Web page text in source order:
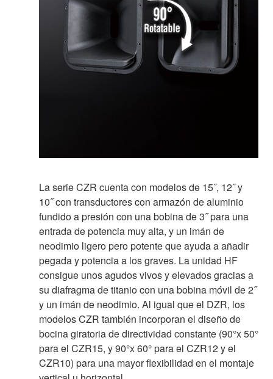
La serie CZR cuenta con modelos de 15˝, 12˝ y
10˝ con transductores con armazón de aluminio
fundido a presión con una bobina de 3˝ para una
entrada de potencia muy alta, y un imán de
neodimio ligero pero potente que ayuda a añadir
pegada y potencia a los graves. La unidad HF
consigue unos agudos vivos y elevados gracias a
su diafragma de titanio con una bobina móvil de 2˝
y un imán de neodimio. Al igual que el DZR, los
modelos CZR también incorporan el diseño de
bocina giratoria de directividad constante (90°x 50°
para el CZR15, y 90°x 60° para el CZR12 y el
CZR10) para una mayor flexibilidad en el montaje